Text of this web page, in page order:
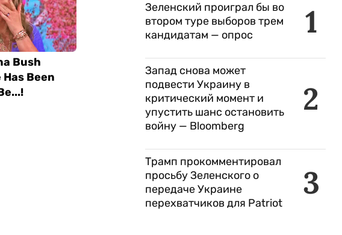
1
Зеленский проиграл бы во
втором туре выборов трем
кандидатам — опрос
2
Запад снова может
подвести Украину в
критический момент и
упустить шанс остановить
войну — Bloomberg
3
Трамп прокомментировал
просьбу Зеленского о
передаче Украине
перехватчиков для Patriot